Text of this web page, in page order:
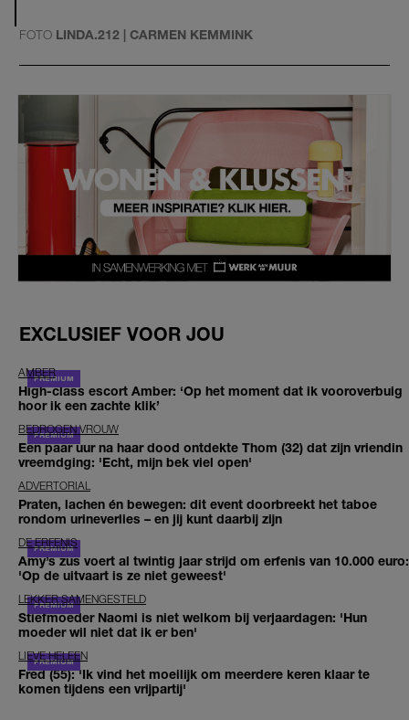
FOTO LINDA.212 | CARMEN KEMMINK
EXCLUSIEF VOOR JOU
AMBER
High-class escort Amber: ‘Op het moment dat ik vooroverbuig
hoor ik een zachte klik’
BEDROGEN VROUW
Een paar uur na haar dood ontdekte Thom (32) dat zijn vriendin
vreemdging: 'Echt, mijn bek viel open'
ADVERTORIAL
Praten, lachen én bewegen: dit event doorbreekt het taboe
rondom urineverlies – en jij kunt daarbij zijn
DE ERFENIS
Amy’s zus voert al twintig jaar strijd om erfenis van 10.000 euro:
'Op de uitvaart is ze niet geweest'
LEKKER SAMENGESTELD
Stiefmoeder Naomi is niet welkom bij verjaardagen: 'Hun
moeder wil niet dat ik er ben'
LIEVE HELEEN
Fred (55): 'Ik vind het moeilijk om meerdere keren klaar te
komen tijdens een vrijpartij'